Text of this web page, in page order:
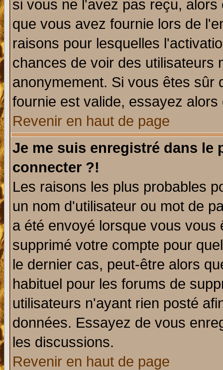
si vous ne l'avez pas reçu,
que vous avez fournie lors de
raisons pour lesquelles
chances de voir des utilisateurs
anonymement. Si vous êtes sûr
fournie est valide, essayez
Revenir en haut de page
Je me suis enregistré dans le
connecter ?!
Les raisons les plus probables
un nom d'utilisateur ou mot de
a été envoyé lorsque vous
supprimé votre compte pour
le dernier cas, peut-être alors
habituel pour les forums de
utilisateurs n'ayant rien posté
données. Essayez de vous
les discussions.
Revenir en haut de page